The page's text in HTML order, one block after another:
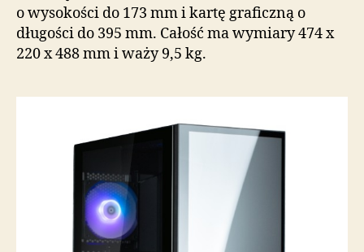
o wysokości do 173 mm i kartę graficzną o
długości do 395 mm. Całość ma wymiary 474 x
220 x 488 mm i waży 9,5 kg.